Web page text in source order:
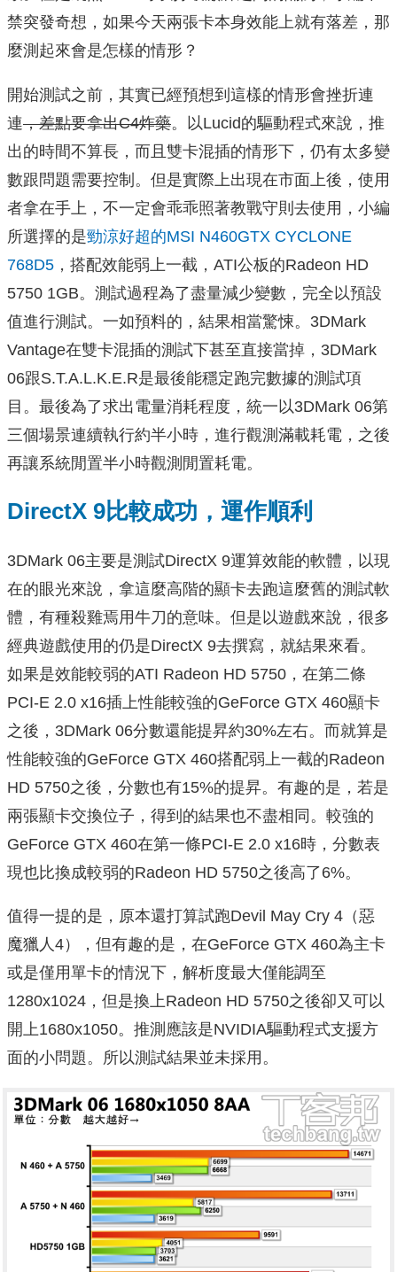
禁突發奇想，如果今天兩張卡本身效能上就有落差，那
麼測起來會是怎樣的情形？
開始測試之前，其實已經預想到這樣的情形會挫折連
連，差點要拿出C4炸藥。以Lucid的驅動程式來說，推
出的時間不算長，而且雙卡混插的情形下，仍有太多變
數跟問題需要控制。但是實際上出現在市面上後，使用
者拿在手上，不一定會乖乖照著教戰守則去使用，小編
所選擇的是勁涼好超的MSI N460GTX CYCLONE
768D5 ，搭配效能弱上一截，ATI公板的Radeon HD
5750 1GB。測試過程為了盡量減少變數，完全以預設
值進行測試。一如預料的，結果相當驚悚。3DMark
Vantage在雙卡混插的測試下甚至直接當掉，3DMark
06跟S.T.A.L.K.E.R是最後能穩定跑完數據的測試項
目。最後為了求出電量消耗程度，統一以3DMark 06第
三個場景連續執行約半小時，進行觀測滿載耗電，之後
再讓系統閒置半小時觀測閒置耗電。
DirectX 9比較成功，運作順利
3DMark 06主要是測試DirectX 9運算效能的軟體，以現
在的眼光來說，拿這麼高階的顯卡去跑這麼舊的測試軟
體，有種殺雞焉用牛刀的意味。但是以遊戲來說，很多
經典遊戲使用的仍是DirectX 9去撰寫，就結果來看。
如果是效能較弱的ATI Radeon HD 5750，在第二條
PCI-E 2.0 x16插上性能較強的GeForce GTX 460顯卡
之後，3DMark 06分數還能提昇約30%左右。而就算是
性能較強的GeForce GTX 460搭配弱上一截的Radeon
HD 5750之後，分數也有15%的提昇。有趣的是，若是
兩張顯卡交換位子，得到的結果也不盡相同。較強的
GeForce GTX 460在第一條PCI-E 2.0 x16時，分數表
現也比換成較弱的Radeon HD 5750之後高了6%。
值得一提的是，原本還打算試跑Devil May Cry 4（惡
魔獵人4），但有趣的是，在GeForce GTX 460為主卡
或是僅用單卡的情況下，解析度最大僅能調至
1280x1024，但是換上Radeon HD 5750之後卻又可以
開上1680x1050。推測應該是NVIDIA驅動程式支援方
面的小問題。所以測試結果並未採用。